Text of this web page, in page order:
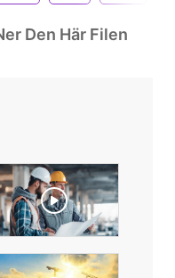
Den Här Filen